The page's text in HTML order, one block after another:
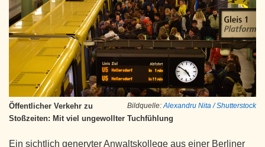
Bildquelle: Alexandru Nita / Shutterstock
Öffentlicher Verkehr zu
Stoßzeiten: Mit viel ungewollter Tuchfühlung
Ein sichtlich genervter Anwaltskollege aus einer Berliner